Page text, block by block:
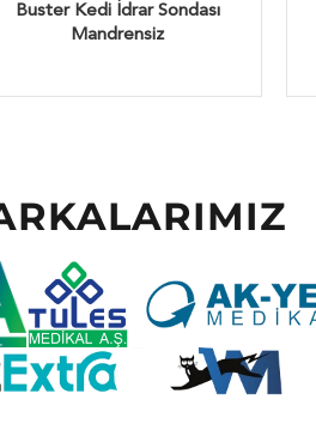
Buster Kedi İdrar Sondası
Mandrensiz